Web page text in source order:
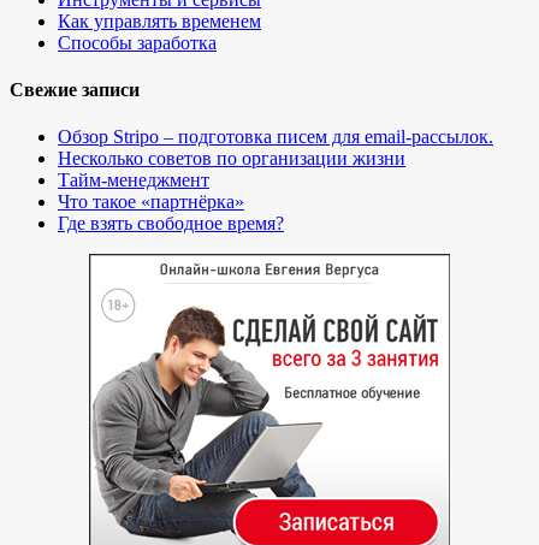
Как управлять временем
Способы заработка
Свежие записи
Обзор Stripo – подготовка писем для email-рассылок.
Несколько советов по организации жизни
Тайм-менеджмент
Что такое «партнёрка»
Где взять свободное время?